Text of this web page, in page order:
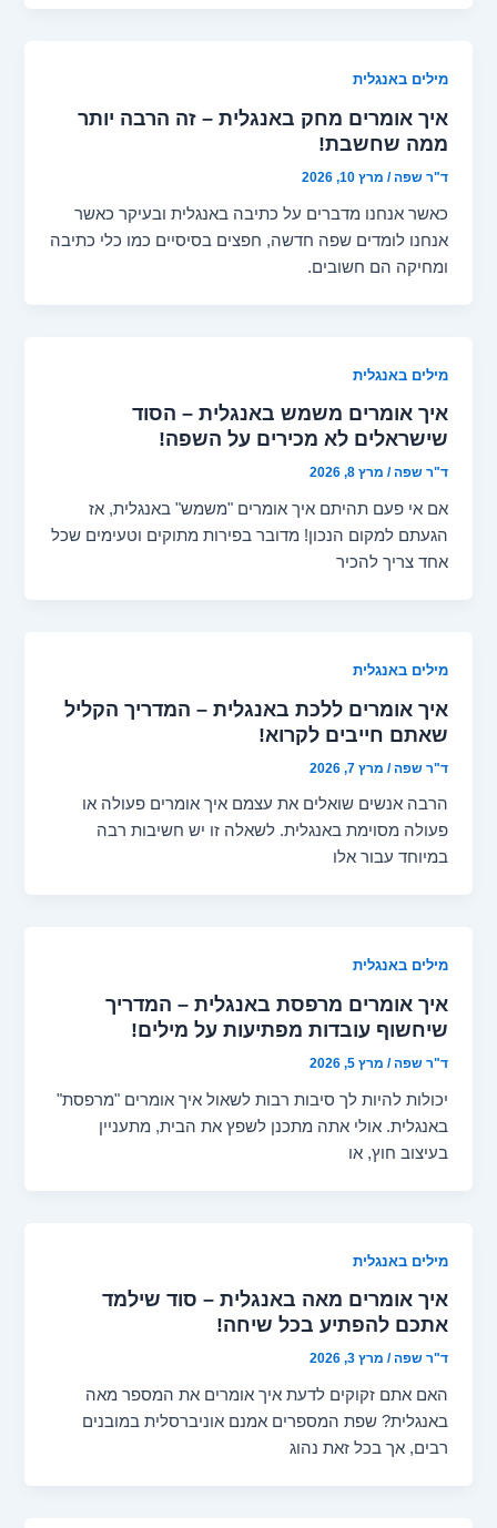
מילים באנגלית
איך אומרים מחק באנגלית – זה הרבה יותר
ממה שחשבת!
ד"ר שפה/ מרץ 10, 2026
כאשר אנחנו מדברים על כתיבה באנגלית ובעיקר כאשר
אנחנו לומדים שפה חדשה, חפצים בסיסיים כמו כלי כתיבה
ומחיקה הם חשובים.
מילים באנגלית
איך אומרים משמש באנגלית – הסוד
שישראלים לא מכירים על השפה!
ד"ר שפה/ מרץ 8, 2026
אם אי פעם תהיתם איך אומרים "משמש" באנגלית, אז
הגעתם למקום הנכון! מדובר בפירות מתוקים וטעימים שכל
אחד צריך להכיר
מילים באנגלית
איך אומרים ללכת באנגלית – המדריך הקליל
שאתם חייבים לקרוא!
ד"ר שפה/ מרץ 7, 2026
הרבה אנשים שואלים את עצמם איך אומרים פעולה או
פעולה מסוימת באנגלית. לשאלה זו יש חשיבות רבה
במיוחד עבור אלו
מילים באנגלית
איך אומרים מרפסת באנגלית – המדריך
שיחשוף עובדות מפתיעות על מילים!
ד"ר שפה/ מרץ 5, 2026
יכולות להיות לך סיבות רבות לשאול איך אומרים "מרפסת"
באנגלית. אולי אתה מתכנן לשפץ את הבית, מתעניין
בעיצוב חוץ, או
מילים באנגלית
איך אומרים מאה באנגלית – סוד שילמד
אתכם להפתיע בכל שיחה!
ד"ר שפה/ מרץ 3, 2026
האם אתם זקוקים לדעת איך אומרים את המספר מאה
באנגלית? שפת המספרים אמנם אוניברסלית במובנים
רבים, אך בכל זאת נהוג